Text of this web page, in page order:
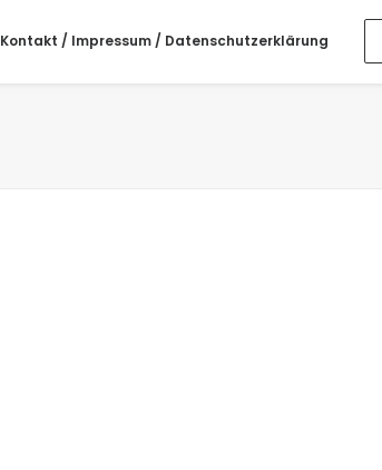
Kontakt / Impressum / Datenschutzerklärung